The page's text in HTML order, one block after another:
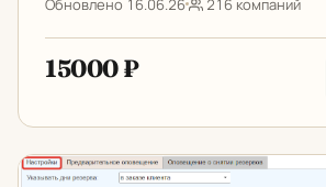
Обновлено 16.06.26 216 компаний
15000 ₽